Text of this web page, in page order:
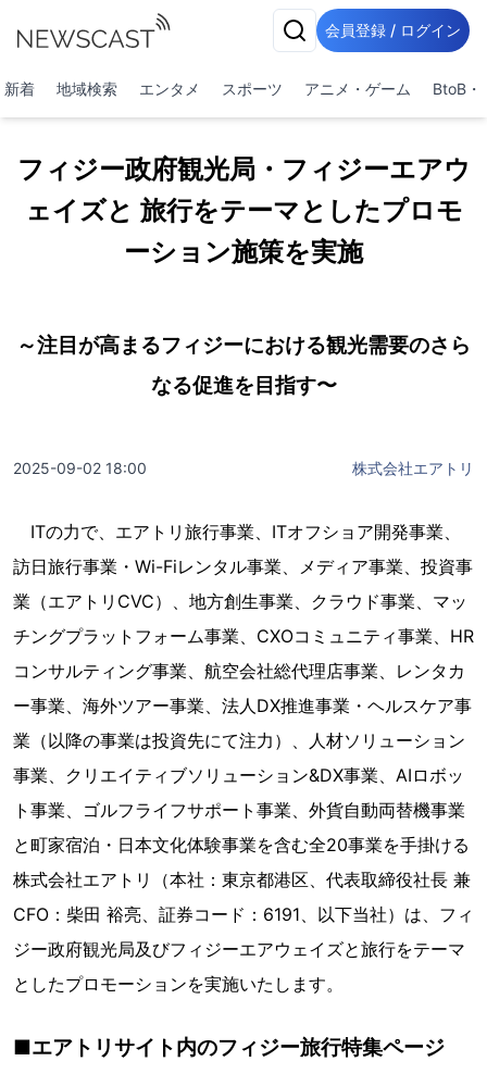
会員登録 / ログイン
新着 地域検索 エンタメ スポーツ アニメ・ゲーム BtoB・
フィジー政府観光局・フィジーエアウ
ェイズと 旅行をテーマとしたプロモ
ーション施策を実施
～注目が高まるフィジーにおける観光需要のさら
なる促進を目指す〜
2025-09-02 18:00 株式会社エアトリ
ITの力で、エアトリ旅行事業、ITオフショア開発事業、
訪日旅行事業・Wi-Fiレンタル事業、メディア事業、投資事
業（エアトリCVC）、地方創生事業、クラウド事業、マッ
チングプラットフォーム事業、CXOコミュニティ事業、HR
コンサルティング事業、航空会社総代理店事業、レンタカ
ー事業、海外ツアー事業、法人DX推進事業・ヘルスケア事
業（以降の事業は投資先にて注力）、人材ソリューション
事業、クリエイティブソリューション&DX事業、AIロボッ
ト事業、ゴルフライフサポート事業、外貨自動両替機事業
と町家宿泊・日本文化体験事業を含む全20事業を手掛ける
株式会社エアトリ（本社：東京都港区、代表取締役社長 兼
CFO：柴田 裕亮、証券コード：6191、以下当社）は、フィ
ジー政府観光局及びフィジーエアウェイズと旅行をテーマ
としたプロモーションを実施いたします。
■エアトリサイト内のフィジー旅行特集ページ